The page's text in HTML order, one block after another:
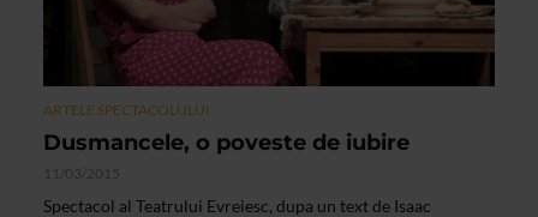
ARTELE SPECTACOLULUI
Dusmancele, o poveste de iubire
11/03/2015
Spectacol al Teatrului Evreiesc, dupa un text de Isaac